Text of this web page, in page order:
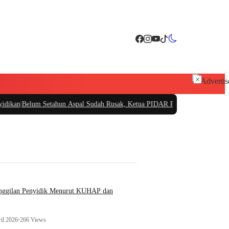
Setahun Aspal Sudah Rusak, Ketua PIDAR Papua Barat Minta Kajati
Penyidik Menurut KUHAP dan
2026•266 Views
×